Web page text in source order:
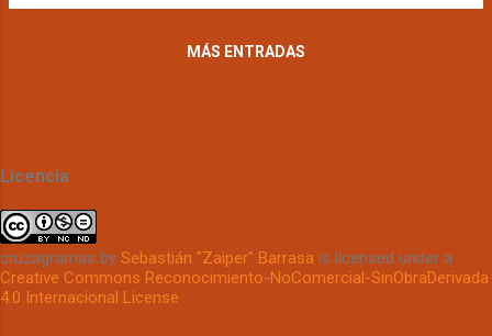
MÁS ENTRADAS
Licencia
cruzagramas by Sebastián "Zaiper" Barrasa is licensed under a
Creative Commons Reconocimiento-NoComercial-SinObraDerivada
4.0 Internacional License.